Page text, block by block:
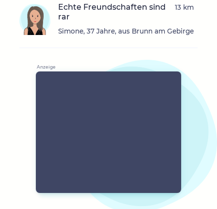
Echte Freundschaften sind
rar
Simone, 37 Jahre, aus Brunn am Gebirge
13 km